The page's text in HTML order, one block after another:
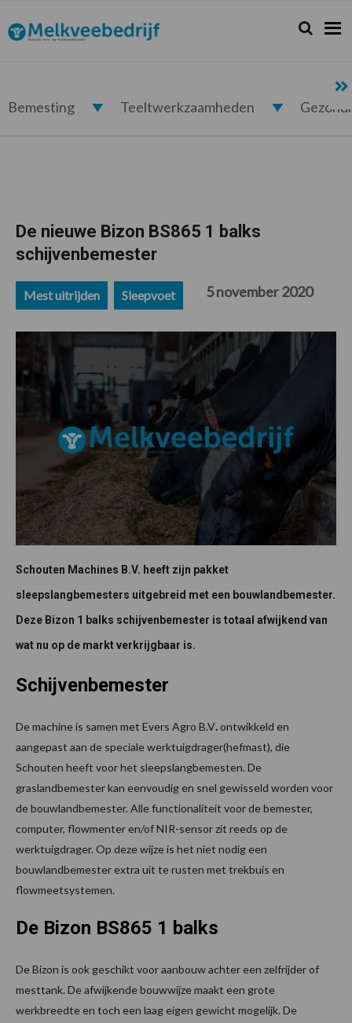
de
hoofdnavigatie
de
hoofd
de
eerste
de
voettekst
Melkveebedrijf.nl Zoeken...
Zoek
Bemesting Teeltwerkzaamheden
De nieuwe Bizon BS865 1 balks
schijvenbemester
Mest uitrijden Sleepvoet 5 november 2020
Schouten Machines B.V. heeft zijn pakket
sleepslangbemesters uitgebreid met een bouwlandbemester.
Deze Bizon 1 balks schijvenbemester is totaal afwijkend van
wat nu op de markt verkrijgbaar is.
Schijvenbemester
De machine is samen met Evers Agro B.V.ontwikkeld en
aangepast aan de speciale werktuigdrager(hefmast), die
Schouten heeft voor het sleepslangbemesten. De
graslandbemester kan eenvoudig en snel gewisseld worden voor
de bouwlandbemester. Alle functionaliteit voor de bemester,
computer, flowmenter en/of NIR-sensor zit reeds op de
werktuigdrager. Op deze wijze is het niet nodig een
bouwlandbemester extra uit te rusten met trekbuis en
flowmeetsystemen.
De Bizon BS865 1 balks
De Bizon is ook geschikt voor aanbouw achter een zelfrijder of
mesttank. De afwijkende bouwwijze maakt een grote
werkbreedte en toch een laag eigen gewicht mogelijk. De